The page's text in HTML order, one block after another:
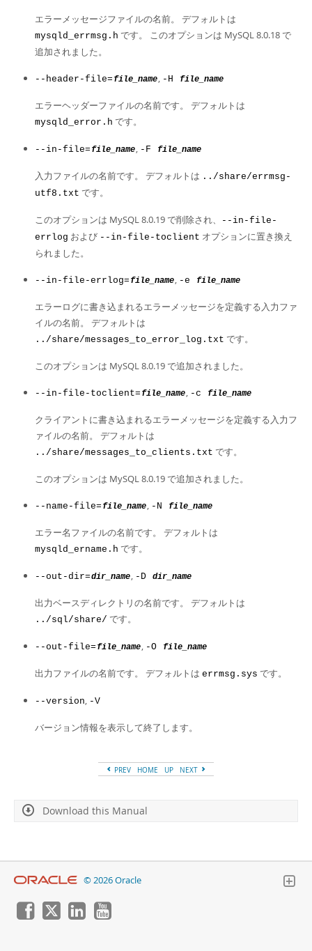
エラーメッセージファイルの名前。 デフォルトは
mysqld_errmsg.h です。 このオプションは MySQL 8.0.18 で
追加されました。
--header-file= file_name, -H file_name
エラーヘッダーファイルの名前です。 デフォルトは
mysqld_error.h です。
--in-file= file_name, -F file_name
入力ファイルの名前です。 デフォルトは ../share/errmsg-
utf8.txt です。
このオプションは MySQL 8.0.19 で削除され、
--in-file-
errlog および --in-file-toclient オプションに置き換え
られました。
--in-file-errlog= file_name, -e file_name
エラーログに書き込まれるエラーメッセージを定義する入力ファ
イルの名前。 デフォルトは
../share/messages_to_error_log.txt です。
このオプションは MySQL 8.0.19 で追加されました。
--in-file-toclient= file_name, -c file_name
クライアントに書き込まれるエラーメッセージを定義する入力フ
ァイルの名前。 デフォルトは
../share/messages_to_clients.txt です。
このオプションは MySQL 8.0.19 で追加されました。
--name-file= file_name, -N file_name
エラー名ファイルの名前です。 デフォルトは
mysqld_ername.h です。
--out-dir=dir_name, -D dir_name
出力ベースディレクトリの名前です。 デフォルトは
../sql/share/ です。
--out-file= file_name, -O file_name
出力ファイルの名前です。 デフォルトは errmsg.sys です。
--version, -V
バージョン情報を表示して終了します。
PREV HOME UP NEXT
Download this Manual
© 2026 Oracle